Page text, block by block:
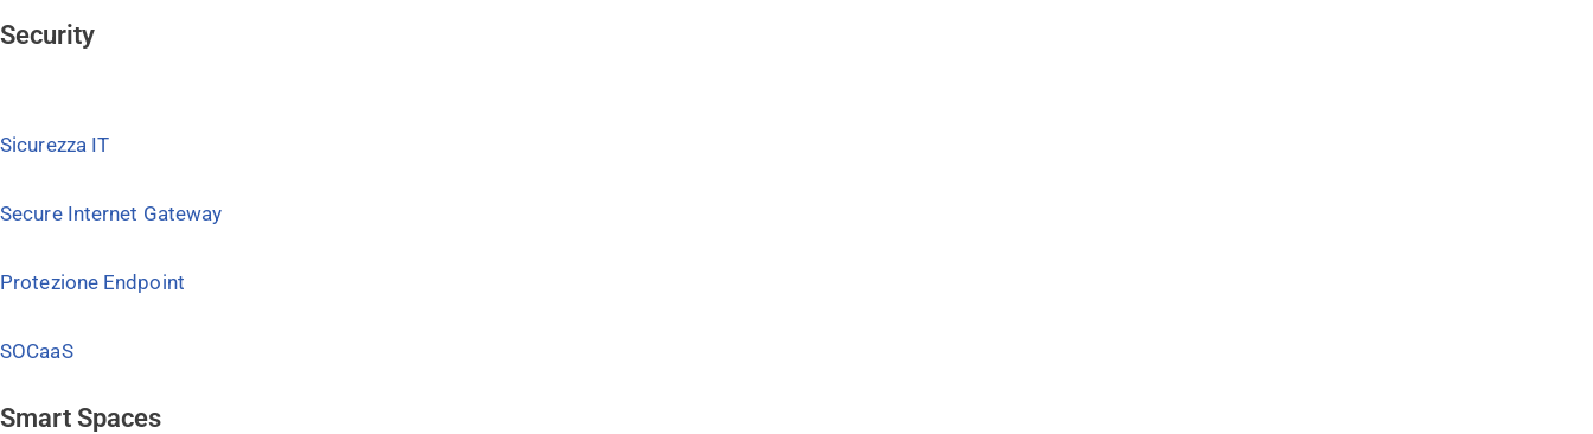
Security
Sicurezza IT
Secure Internet Gateway
Protezione Endpoint
SOCaaS
Smart Spaces